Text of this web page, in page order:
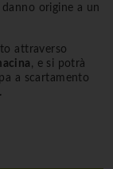
origine a un
attraverso
, e si potrà
a scartamento